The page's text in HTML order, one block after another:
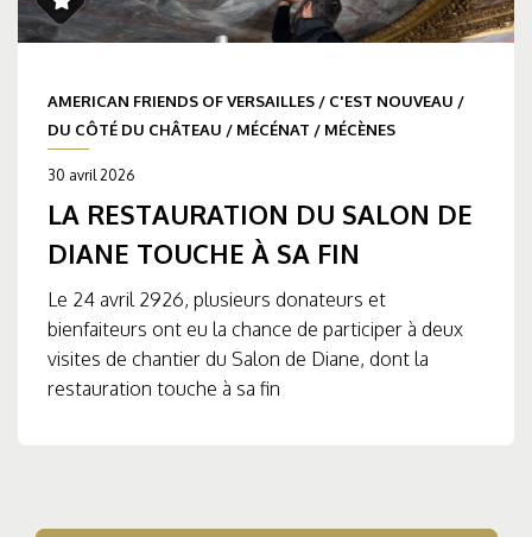
AMERICAN FRIENDS OF VERSAILLES / C'EST NOUVEAU /
DU CÔTÉ DU CHÂTEAU / MÉCÉNAT / MÉCÈNES
30 avril 2026
LA RESTAURATION DU SALON DE
DIANE TOUCHE À SA FIN
Le 24 avril 2926, plusieurs donateurs et
bienfaiteurs ont eu la chance de participer à deux
visites de chantier du Salon de Diane, dont la
restauration touche à sa fin